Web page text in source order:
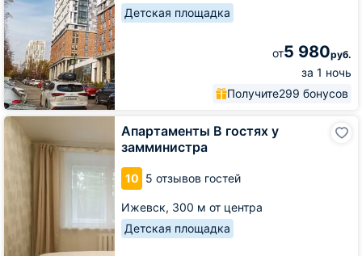
Детская площадка
от5 980руб.
за 1 ночь
Получите299 бонусов
Апартаменты В гостях у
замминистра
10 5 отзывов гостей
Ижевск, 300 м от центра
Детская площадка
Апартаменты
гостях
замминистра